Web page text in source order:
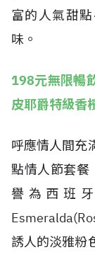
富的人氣甜
味。
198元無限暢
皮耶爵特級香
呼應情人間充
點情人節套
譽為西班
誘人的淡雅粉